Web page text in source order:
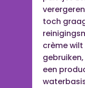
toch
crème wilt
een